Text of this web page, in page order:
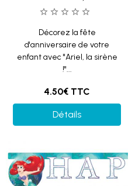
Décorez la fête
d'anniversaire de votre
enfant avec "Ariel, la sirène
!"...
4.50€ TTC
Détails